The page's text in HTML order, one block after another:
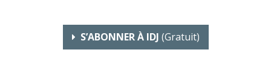
S’ABONNER À IDJ (gratuit)